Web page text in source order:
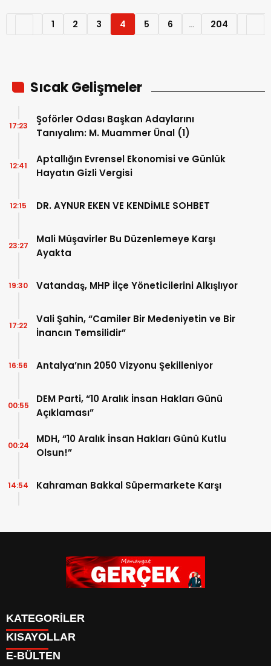
1 2 3 4 5 6 … 204
Sıcak Gelişmeler
Şoförler Odası Başkan Adaylarını
Tanıyalım: M. Muammer Ünal (1)
17:23
Aptallığın Evrensel Ekonomisi ve Günlük
Hayatın Gizli Vergisi
12:41
DR. AYNUR EKEN VE KENDİMLE SOHBET
12:15
Mali Müşavirler Bu Düzenlemeye Karşı
Ayakta
23:27
Vatandaş, MHP İlçe Yöneticilerini Alkışlıyor
19:30
Vali Şahin, “Camiler Bir Medeniyetin ve Bir
İnancın Temsilidir”
17:22
Antalya’nın 2050 Vizyonu Şekilleniyor
16:56
DEM Parti, “10 Aralık İnsan Hakları Günü
Açıklaması”
00:55
MDH, “10 Aralık İnsan Hakları Günü Kutlu
Olsun!”
00:24
Kahraman Bakkal Süpermarkete Karşı
14:54
KATEGORİLER
Siyaset
Eğitim
KISAYOLLAR
E-BÜLTEN